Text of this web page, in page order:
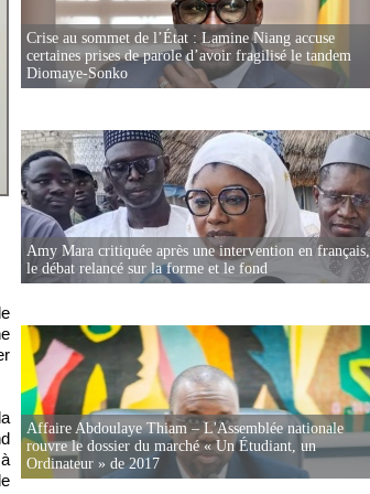
Crise au sommet de l’État : Lamine Niang accuse
certaines prises de parole d’avoir fragilisé le tandem
Diomaye-Sonko
Amy Mara critiquée après une intervention en français,
le débat relancé sur la forme et le fond
Affaire Abdoulaye Thiam – L'Assemblée nationale
rouvre le dossier du marché « Un Étudiant, un
Ordinateur » de 2017